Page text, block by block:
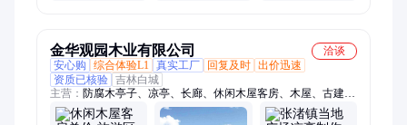
金华观园木业有限公司
洽谈
安心购
综合体验L1 真实工厂 回复及时 出价迅速
资质已核验 吉林白城
主营： 防腐木亭子、凉亭、长廊、休闲木屋客房、木屋、古建凉
亭、古建长廊、仿古凉亭、木质长廊、四角亭、六角亭、葡萄